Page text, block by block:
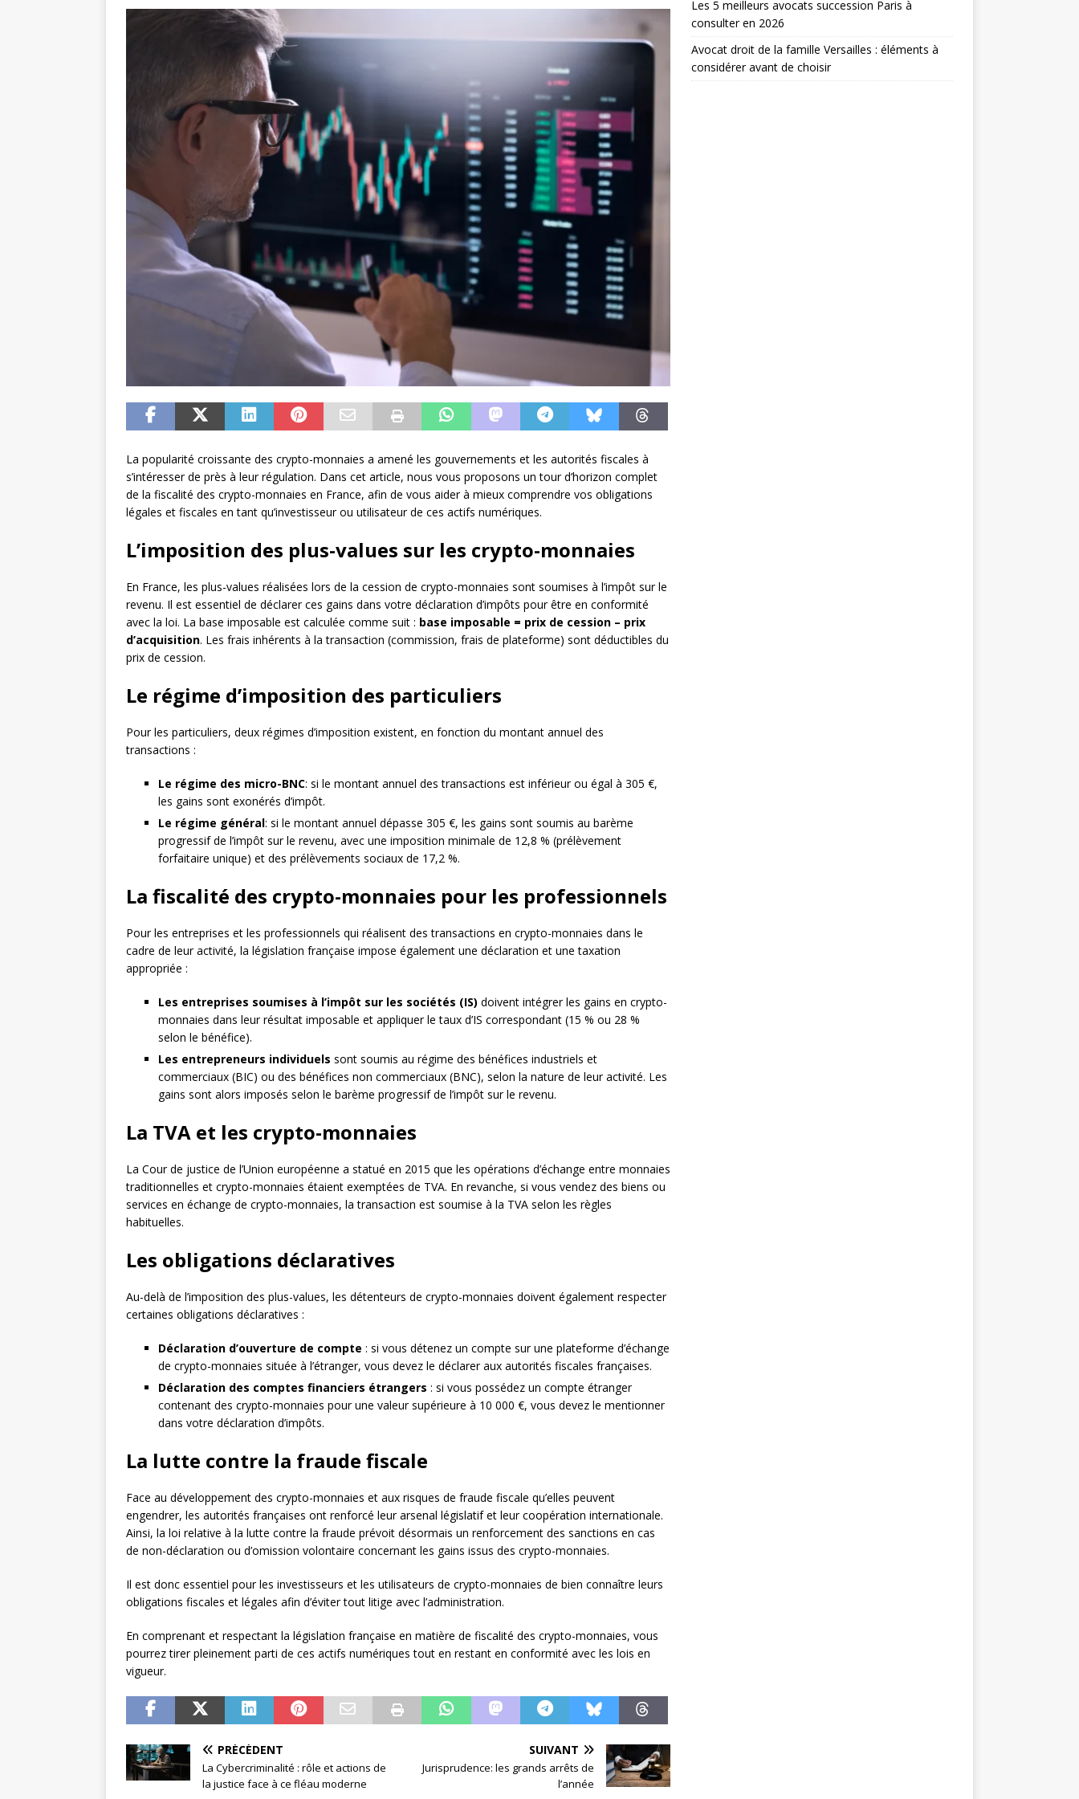
La popularité croissante des crypto-monnaies a amené les gouvernements et les autorités fiscales à
s’intéresser de près à leur régulation. Dans cet article, nous vous proposons un tour d’horizon complet
de la fiscalité des crypto-monnaies en France, afin de vous aider à mieux comprendre vos obligations
légales et fiscales en tant qu’investisseur ou utilisateur de ces actifs numériques.
L’imposition des plus-values sur les crypto-monnaies
En France, les plus-values réalisées lors de la cession de crypto-monnaies sont soumises à l’impôt sur le
revenu. Il est essentiel de déclarer ces gains dans votre déclaration d’impôts pour être en conformité
avec la loi. La base imposable est calculée comme suit : base imposable = prix de cession – prix
d’acquisition. Les frais inhérents à la transaction (commission, frais de plateforme) sont déductibles du
prix de cession.
Le régime d’imposition des particuliers
Pour les particuliers, deux régimes d’imposition existent, en fonction du montant annuel des
transactions :
Le régime des micro-BNC: si le montant annuel des transactions est inférieur ou égal à 305 €,
les gains sont exonérés d’impôt.
Le régime général: si le montant annuel dépasse 305 €, les gains sont soumis au barème
progressif de l’impôt sur le revenu, avec une imposition minimale de 12,8 % (prélèvement
forfaitaire unique) et des prélèvements sociaux de 17,2 %.
La fiscalité des crypto-monnaies pour les professionnels
Pour les entreprises et les professionnels qui réalisent des transactions en crypto-monnaies dans le
cadre de leur activité, la législation française impose également une déclaration et une taxation
appropriée :
Les entreprises soumises à l’impôt sur les sociétés (IS) doivent intégrer les gains en crypto-
monnaies dans leur résultat imposable et appliquer le taux d’IS correspondant (15 % ou 28 %
selon le bénéfice).
Les entrepreneurs individuels sont soumis au régime des bénéfices industriels et
commerciaux (BIC) ou des bénéfices non commerciaux (BNC), selon la nature de leur activité. Les
gains sont alors imposés selon le barème progressif de l’impôt sur le revenu.
La TVA et les crypto-monnaies
La Cour de justice de l’Union européenne a statué en 2015 que les opérations d’échange entre monnaies
traditionnelles et crypto-monnaies étaient exemptées de TVA. En revanche, si vous vendez des biens ou
services en échange de crypto-monnaies, la transaction est soumise à la TVA selon les règles
habituelles.
Les obligations déclaratives
Au-delà de l’imposition des plus-values, les détenteurs de crypto-monnaies doivent également respecter
certaines obligations déclaratives :
Déclaration d’ouverture de compte : si vous détenez un compte sur une plateforme d’échange
de crypto-monnaies située à l’étranger, vous devez le déclarer aux autorités fiscales françaises.
Déclaration des comptes financiers étrangers : si vous possédez un compte étranger
contenant des crypto-monnaies pour une valeur supérieure à 10 000 €, vous devez le mentionner
dans votre déclaration d’impôts.
La lutte contre la fraude fiscale
Face au développement des crypto-monnaies et aux risques de fraude fiscale qu’elles peuvent
engendrer, les autorités françaises ont renforcé leur arsenal législatif et leur coopération internationale.
Ainsi, la loi relative à la lutte contre la fraude prévoit désormais un renforcement des sanctions en cas
de non-déclaration ou d’omission volontaire concernant les gains issus des crypto-monnaies.
Il est donc essentiel pour les investisseurs et les utilisateurs de crypto-monnaies de bien connaître leurs
obligations fiscales et légales afin d’éviter tout litige avec l’administration.
En comprenant et respectant la législation française en matière de fiscalité des crypto-monnaies, vous
pourrez tirer pleinement parti de ces actifs numériques tout en restant en conformité avec les lois en
vigueur.
PRÉCÉDENT
La Cybercriminalité : rôle et actions de
la justice face à ce fléau moderne
SUIVANT
Jurisprudence: les grands arrêts de
l’année
Les 5 meilleurs avocats succession Paris à
consulter en 2026
Avocat droit de la famille Versailles : éléments à
considérer avant de choisir